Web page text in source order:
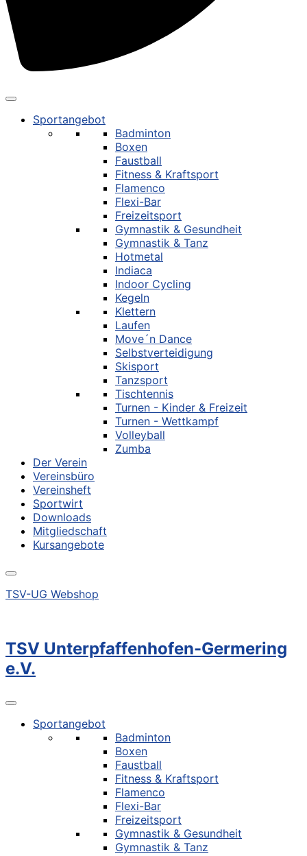
Sportangebot
Badminton
Boxen
Faustball
Fitness & Kraftsport
Flamenco
Flexi-Bar
Freizeitsport
Gymnastik & Gesundheit
Gymnastik & Tanz
Hotmetal
Indiaca
Indoor Cycling
Kegeln
Klettern
Laufen
Move´n Dance
Selbstverteidigung
Skisport
Tanzsport
Tischtennis
Turnen - Kinder & Freizeit
Turnen - Wettkampf
Volleyball
Zumba
Der Verein
Vereinsbüro
Vereinsheft
Sportwirt
Downloads
Mitgliedschaft
Kursangebote
TSV-UG Webshop
TSV Unterpfaffenhofen-Germering
e.V.
Sportangebot
Badminton
Boxen
Faustball
Fitness & Kraftsport
Flamenco
Flexi-Bar
Freizeitsport
Gymnastik & Gesundheit
Gymnastik & Tanz